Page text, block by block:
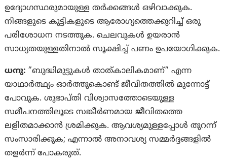
ഉദ്യോഗസ്ഥരുമായുള്ള തർക്കങ്ങൾ ഒഴിവാക്കുക.
നിങ്ങളുടെ കുട്ടികളുടെ ആരോഗ്യത്തെക്കുറിച്ച് ഒരു
പരിശോധന നടത്തുക. ചെലവുകൾ ഉയരാൻ
സാധ്യതയുള്ളതിനാൽ സൂക്ഷിച്ച് പണം ഉപയോഗിക്കുക.
ധനു: ”ബുദ്ധിമുട്ടുകള്‍ താത്കാലികമാണ്” എന്ന
യാഥാര്‍ത്ഥ്യം ഓര്‍ത്തുകൊണ്ട് ജീവിതത്തില്‍ മുന്നോട്ട്
പോവുക. ശുഭാപ്തി വിശ്വാസത്തോടെയുള്ള
സമീപനത്തിലൂടെ സങ്കീര്‍ണമായ ജീവിതത്തെ
ലളിതമാക്കാന്‍ ശ്രമിക്കുക. ആവശ്യമുള്ളപ്പോള്‍ തുറന്ന്
സംസാരിക്കുക; എന്നാല്‍ അനാവശ്യ സമ്മര്‍ദ്ദങ്ങളിൽ
തളര്‍ന്ന് പോകരുത്‌.